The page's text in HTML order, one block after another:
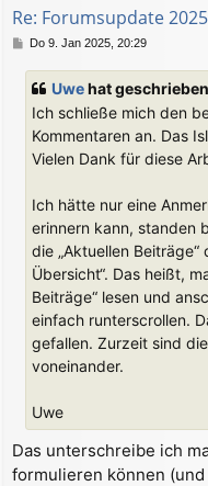
Re: Forumsupdate
BDo 9. Jan 2025, 20:29
Uwehat
Ich schließe mich den
Kommentaren an. Das
Vielen Dank für diese
Ich hätte nur eine
erinnern kann, standen
die „Aktuellen
Übersicht“. Das heißt,
Beiträge“ lesen und
einfach runterscrollen.
gefallen. Zurzeit sind
voneinander.
Uwe
Das unterschreibe ich
formulieren können